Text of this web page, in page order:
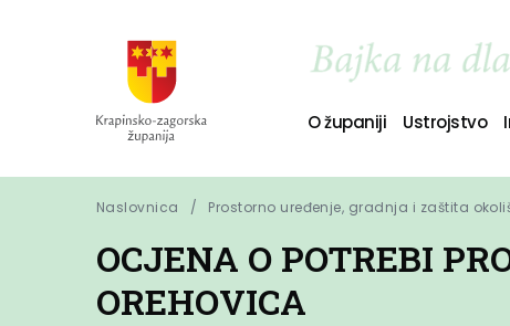
O županiji Ustrojstvo
Naslovnica Prostorno uređenje, gradnja i zaštita
OCJENA O POTREBI
OREHOVICA